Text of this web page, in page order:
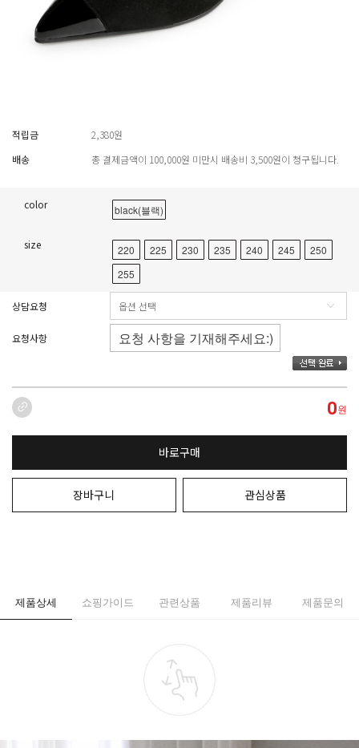
적립금
2,380원
배송
총 결제금액이 100,000원 미만시 배송비 3,500원이 청구됩니다.
color black(블랙)
size 220 225 230 235 240 245
250
255
상담요청
요청사항
0원
바로구매
장바구니 관심상품
제품상세 쇼핑가이드 관련상품 제품리뷰 제품문의